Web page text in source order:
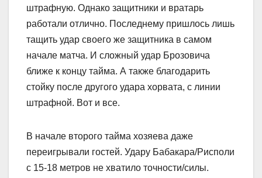
штрафную. Однако защитники и вратарь
работали отлично. Последнему пришлось лишь
тащить удар своего же защитника в самом
начале матча. И сложный удар Брозовича
ближе к концу тайма. А также благодарить
стойку после другого удара хорвата, с линии
штрафной. Вот и все.
В начале второго тайма хозяева даже
переигрывали гостей. Удару Бабакара/Рисполи
с 15-18 метров не хватило точности/силы.